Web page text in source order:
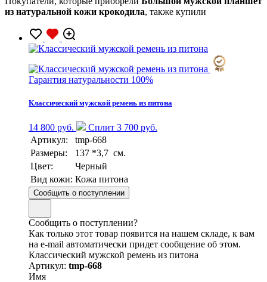
из натуральной кожи крокодила, также купили
Гарантия натуральности 100%
Классический мужской ремень из питона
14 800 руб.
Сплит 3 700 руб.
Артикул:
tmp-668
Размеры:
137 *3,7 см.
Цвет:
Черный
Вид кожи: Кожа питона
Сообщить о поступлении
Сообщить о поступлении?
Как только этот товар появится на нашем складе, к вам
на e-mail автоматически придет сообщение об этом.
Классический мужской ремень из питона
Артикул: tmp-668
Имя